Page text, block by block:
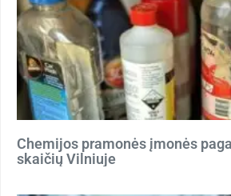
Chemijos pramonės įmonės
skaičių Vilniuje